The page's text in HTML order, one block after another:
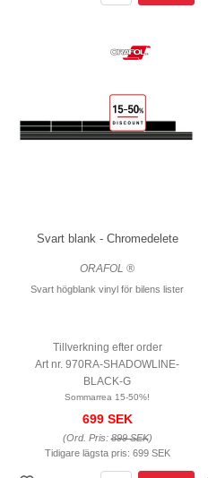
Svart blank - Chromedelete
ORAFOL ®
Svart högblank vinyl för bilens lister
Tillverkning efter order
Art nr. 970RA-SHADOWLINE-
BLACK-G
Sommarrea 15-50%!
699 SEK
(Ord. Pris:899 SEK)
Tidigare lägsta pris: 699 SEK